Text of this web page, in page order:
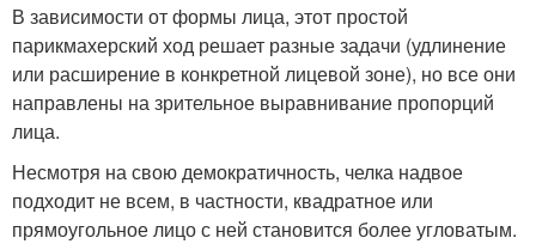
В зависимости от формы лица, этот простой
парикмахерский ход решает разные задачи (удлинение
или расширение в конкретной лицевой зоне), но все они
направлены на зрительное выравнивание пропорций
лица.
Несмотря на свою демократичность, челка надвое
подходит не всем, в частности, квадратное или
прямоугольное лицо с ней становится более угловатым.